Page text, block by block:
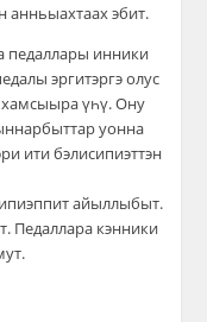
анньыахтаах эбит.
педаллары инники
эргитэргэ олус
хамсыыра үһү. Ону
уонна
ити бэлисипиэттэн
айыллыбыт.
Педаллара кэнники